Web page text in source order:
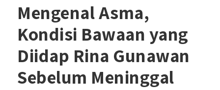
Mengenal Asma,
Kondisi Bawaan yang
Diidap Rina Gunawan
Sebelum Meninggal